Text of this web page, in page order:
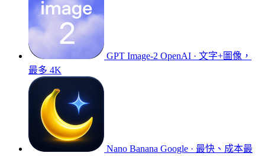
GPT Image-2 OpenAI · 文字+圖像，
最多 4K
Nano Banana Google · 最快、成本最